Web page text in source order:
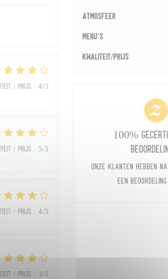
/ Prijs : 4/5
/ Prijs : 5/5
/ Prijs : 4/5
/ Prijs : 3/5
Atmosfeer
Menu's
Kwaliteit/Prijs
100%
Onze klanten hebben
een beoordeling